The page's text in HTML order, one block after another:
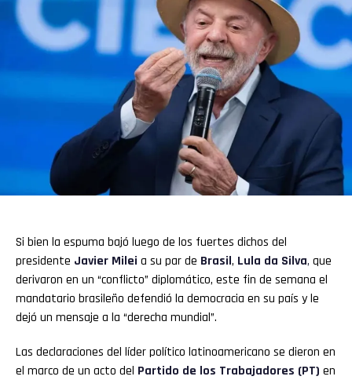
Si bien la espuma bajó luego de los fuertes dichos del
presidente Javier Milei a su par de Brasil, Lula da Silva, que
derivaron en un “conflicto” diplomático, este fin de semana el
mandatario brasileño defendió la democracia en su país y le
dejó un mensaje a la “derecha mundial”.
Las declaraciones del líder político latinoamericano se dieron en
el marco de un acto del Partido de los Trabajadores (PT) en